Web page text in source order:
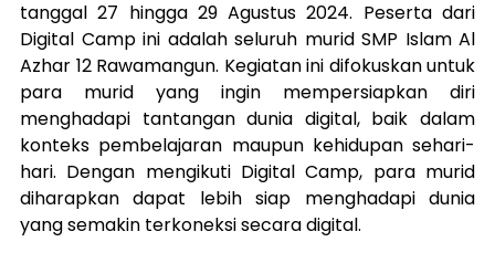
tanggal 27 hingga 29 Agustus 2024. Peserta dari
Digital Camp ini adalah seluruh murid SMP Islam Al
Azhar 12 Rawamangun. Kegiatan ini difokuskan untuk
para murid yang ingin mempersiapkan diri
menghadapi tantangan dunia digital, baik dalam
konteks pembelajaran maupun kehidupan sehari-
hari. Dengan mengikuti Digital Camp, para murid
diharapkan dapat lebih siap menghadapi dunia
yang semakin terkoneksi secara digital.